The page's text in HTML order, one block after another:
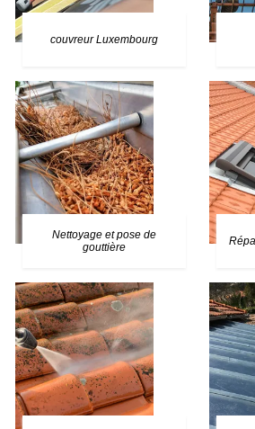
couvreur Luxembourg
Nettoyage et pose de
gouttière